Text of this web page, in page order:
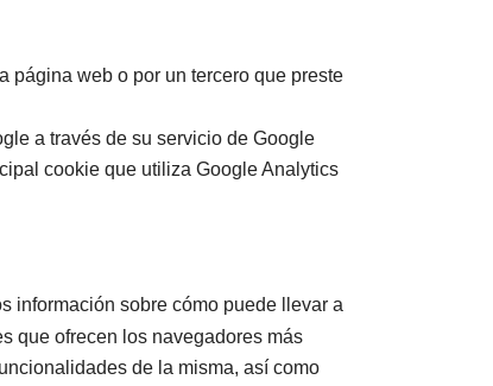
página web o por un tercero que preste
a través de su servicio de Google
cookie que utiliza Google Analytics
información sobre cómo puede llevar a
que ofrecen los navegadores más
de la misma, así como